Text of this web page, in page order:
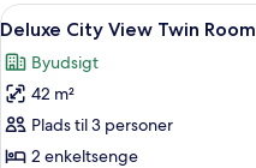
King
Sea
View
Indlæs
alle
billeder
af
Deluxe
City
5
Deluxe City View Twin Room
Byudsigt
42 m²
Plads til 3 personer
2 enkeltsenge